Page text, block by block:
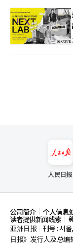
人民日报
公司简介 个人信息
读者提供新闻线索
亚洲日报
刊号 : 서
日报》发行人及总编